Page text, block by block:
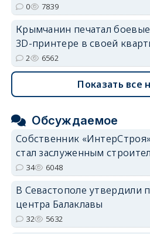
0 7839
Крымчанин печатал
3D-принтере в своей
2 6562
Показать все
Обсуждаемое
Собственник
стал заслуженным
34 6048
В Севастополе утвердили
центра Балаклавы
32 5632